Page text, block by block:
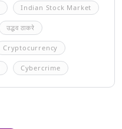
Indian Stock Market
उद्धव ठाकरे
Cryptocurrency
Cybercrime